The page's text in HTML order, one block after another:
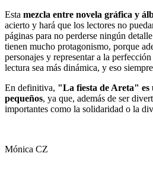
Esta mezcla entre novela gráfica y
acierto y hará que los lectores no
páginas para no perderse ningún
tienen mucho protagonismo, porque
personajes y representar a la
lectura sea más dinámica, y eso
En definitiva, "La fiesta de Areta" es
pequeños, ya que, además de ser
importantes como la solidaridad o la
Mónica CZ